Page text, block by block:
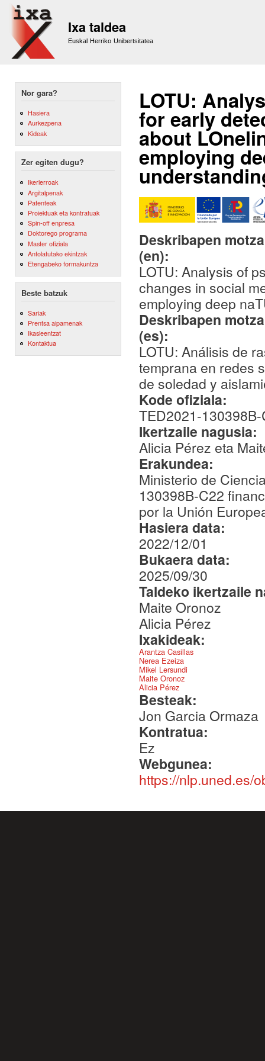
Ixa taldea
Euskal Herriko Unibertsitatea
Nor gara?
Hasiera
Aurkezpena
Kideak
Zer egiten dugu?
Ikerlerroak
Argitalpenak
Patenteak
Proiektuak eta kontratuak
Spin-off enpresa
Doktorego programa
Master ofiziala
Antolatutako ekintzak
Etengabeko formakuntza
Beste batzuk
Sariak
Prentsa aipamenak
Ikasleentzat
Kontaktua
LOTU:
for early
about
employing
Deskribapen
(en):
LOTU: Analysis of
changes in social
employing deep
Deskribapen
(es):
LOTU: Análisis de
temprana en redes
de soledad y
Kode ofiziala:
TED2021-
Ikertzaile nagusia:
Alicia Pérez eta
Erakundea:
Ministerio de
130398B-C22
por la Unión
Hasiera data:
2022/12/01
Bukaera data:
2025/09/30
Taldeko ikertzaile
Maite Oronoz
Alicia Pérez
Ixakideak:
Arantza Casillas
Nerea Ezeiza
Mikel Lersundi
Maite Oronoz
Alicia Pérez
Besteak:
Jon Garcia Ormaza
Kontratua:
Ez
Webgunea:
https://nlp.uned.es/